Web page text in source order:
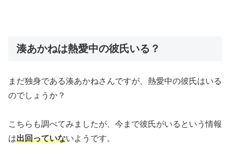
湊あかねは熱愛中の彼氏いる？
まだ独身である湊あかねさんですが、熱愛中の彼氏はいる
のでしょうか？
こちらも調べてみましたが、今まで彼氏がいるという情報
は出回っていないようです。